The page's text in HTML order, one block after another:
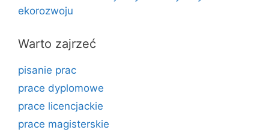
ekorozwoju
Warto zajrzeć
pisanie prac
prace dyplomowe
prace licencjackie
prace magisterskie